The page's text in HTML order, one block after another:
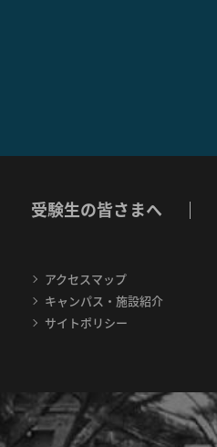
受験生の皆さまへ
アクセスマップ
キャンパス・施設紹介
サイトポリシー